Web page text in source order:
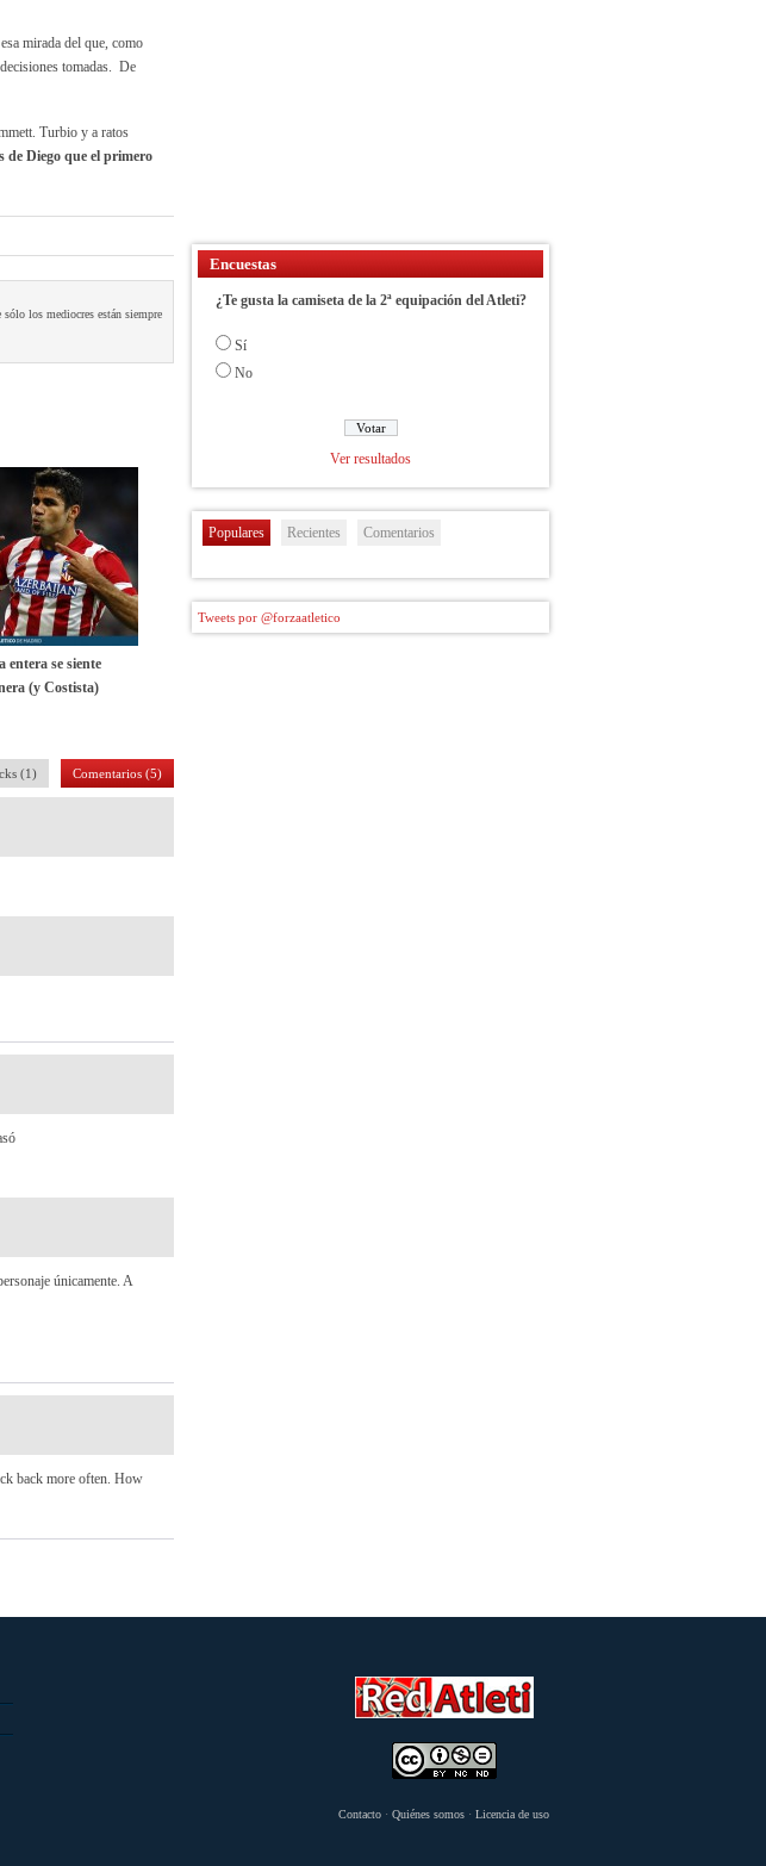
mirada del que, como
tomadas. De
Turbio y a ratos
de Diego que el primero
los mediocres están siempre
entera se siente
(y Costista)
Comentarios (5)
(1)
únicamente. A
back more often. How
Encuestas
¿Te gusta la camiseta de la 2ª equipación del Atleti?
Sí
No
Ver resultados
Populares Recientes Comentarios
Tweets por @forzaatletico
Contacto · Quiénes somos · Licencia de uso